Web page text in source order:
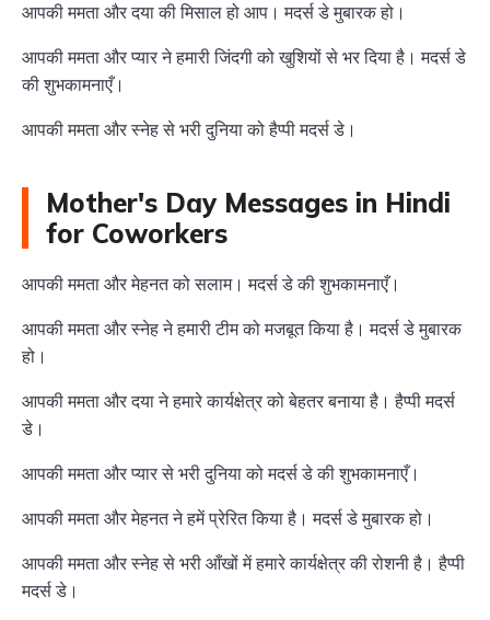
आपकी ममता और दया की मिसाल हो आप। मदर्स डे मुबारक हो।
आपकी ममता और प्यार ने हमारी जिंदगी को खुशियों से भर दिया है। मदर्स डे
की शुभकामनाएँ।
आपकी ममता और स्नेह से भरी दुनिया को हैप्पी मदर्स डे।
Mother's Day Messages in Hindi
for Coworkers
आपकी ममता और मेहनत को सलाम। मदर्स डे की शुभकामनाएँ।
आपकी ममता और स्नेह ने हमारी टीम को मजबूत किया है। मदर्स डे मुबारक
हो।
आपकी ममता और दया ने हमारे कार्यक्षेत्र को बेहतर बनाया है। हैप्पी मदर्स
डे।
आपकी ममता और प्यार से भरी दुनिया को मदर्स डे की शुभकामनाएँ।
आपकी ममता और मेहनत ने हमें प्रेरित किया है। मदर्स डे मुबारक हो।
आपकी ममता और स्नेह से भरी आँखों में हमारे कार्यक्षेत्र की रोशनी है। हैप्पी
मदर्स डे।